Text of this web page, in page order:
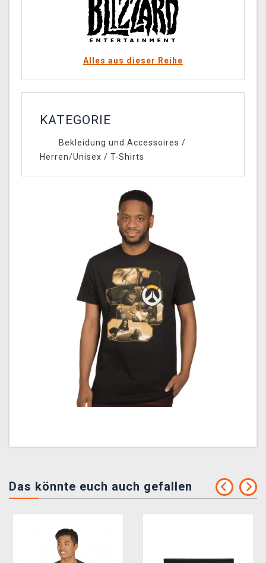
Alles aus dieser Reihe
KATEGORIE
Bekleidung und Accessoires /
Herren/Unisex / T-Shirts
Das könnte euch auch gefallen